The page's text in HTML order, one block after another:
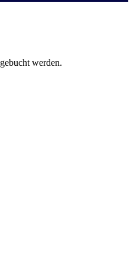
gebucht werden.